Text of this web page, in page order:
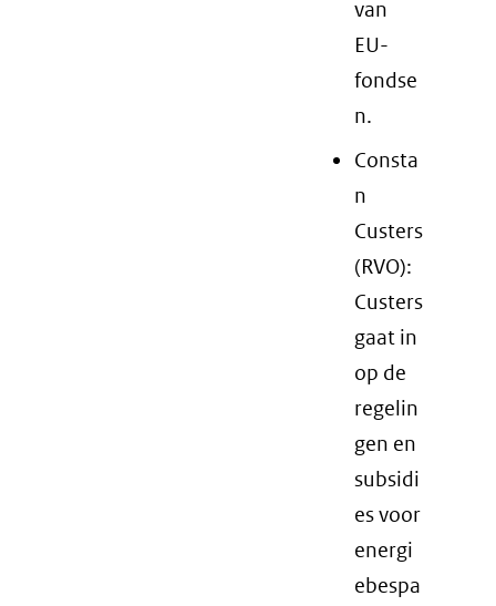
van
EU-
fondse
n.
Consta
n
Custers
(RVO):
Custers
gaat in
op de
regelin
gen en
subsidi
es voor
energi
ebespa